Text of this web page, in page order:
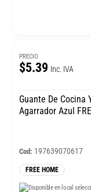
PRECIO
$5.39 Inc. IVA
Guante De Cocina
Agarrador Azul
Cod: 197639070617
FREE HOME
Disponible en local